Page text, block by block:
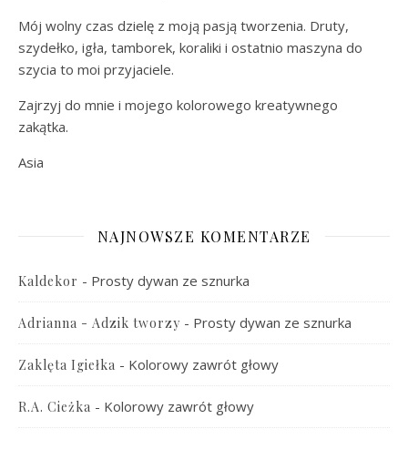
Mój wolny czas dzielę z moją pasją tworzenia. Druty,
szydełko, igła, tamborek, koraliki i ostatnio maszyna do
szycia to moi przyjaciele.
Zajrzyj do mnie i mojego kolorowego kreatywnego
zakątka.
Asia
NAJNOWSZE KOMENTARZE
Kaldekor - Prosty dywan ze sznurka
Adrianna - Adzik tworzy - Prosty dywan ze sznurka
Zaklęta Igiełka - Kolorowy zawrót głowy
R.A. Cieżka - Kolorowy zawrót głowy